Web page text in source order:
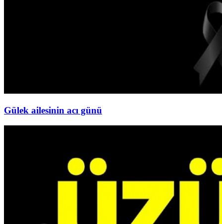
Gülek ailesinin acı günü